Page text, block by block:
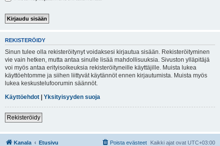
REKISTERÖIDY
Sinun tulee olla rekisteröitynyt voidaksesi kirjautua sisään. Rekisteröityminen
vie vain hetken, mutta antaa sinulle lisää mahdollisuuksia. Sivuston ylläpitäjä
voi myös antaa erityisoikeuksia rekisteröityneille käyttäjille. Muista lukea
käyttöehtomme ja siihen liittyvät käytännöt ennen kirjautumista. Muista myös
lukea keskustelufoorumin säännöt.
Käyttöehdot | Yksityisyyden suoja
Rekisteröidy
Kanala Etusivu Kaikki ajat ovat UTC+03:00
Poista evästeet